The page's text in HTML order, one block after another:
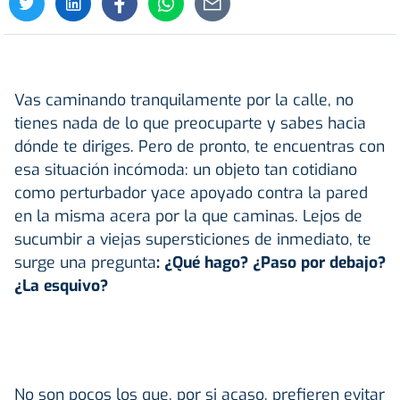
Vas caminando tranquilamente por la calle, no
tienes nada de lo que preocuparte y sabes hacia
dónde te diriges. Pero de pronto, te encuentras con
esa situación incómoda: un objeto tan cotidiano
como perturbador yace apoyado contra la pared
en la misma acera por la que caminas. Lejos de
sucumbir a viejas supersticiones de inmediato, te
surge una pregunta: ¿Qué hago? ¿Paso por debajo?
¿La esquivo?
No son pocos los que, por si acaso, prefieren evitar